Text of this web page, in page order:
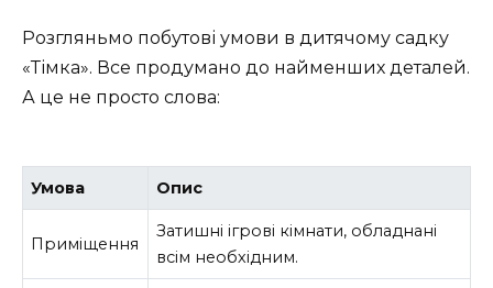
Розгляньмо побутові умови в дитячому садку
«Тімка». Все продумано до найменших деталей.
А це не просто слова:
Умова Опис
Приміщення
Затишні ігрові кімнати, обладнані
всім необхідним.